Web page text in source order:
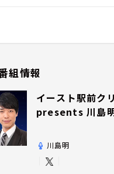
組情報
イースト駅前ク
presents 川島
川島明